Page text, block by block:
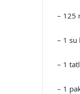
– 125
– 1 su
– 1
– 1